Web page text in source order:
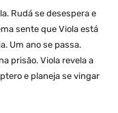
Rudá se desespera e
sente que Viola está
Um ano se passa.
prisão. Viola revela a
e planeja se vingar